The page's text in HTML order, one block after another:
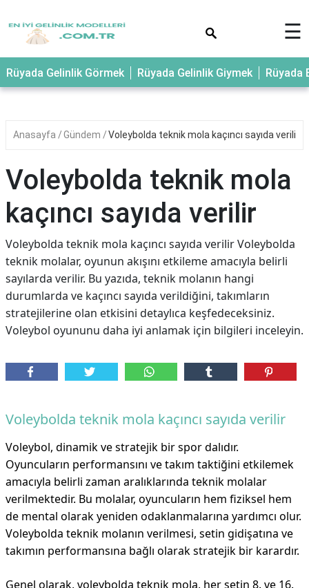
☰
Rüyada Gelinlik Görmek Rüyada Gelinlik Giymek Rüyada
Anasayfa Gündem Voleybolda teknik mola kaçıncı sayıda verilir
Voleybolda teknik mola
kaçıncı sayıda verilir
Voleybolda teknik mola kaçıncı sayıda verilir Voleybolda
teknik molalar, oyunun akışını etkileme amacıyla belirli
sayılarda verilir. Bu yazıda, teknik molanın hangi
durumlarda ve kaçıncı sayıda verildiğini, takımların
stratejilerine olan etkisini detaylıca keşfedeceksiniz.
Voleybol oyununu daha iyi anlamak için bilgileri inceleyin.
Voleybolda teknik mola kaçıncı sayıda verilir
Voleybol, dinamik ve stratejik bir spor dalıdır.
Oyuncuların performansını ve takım taktiğini etkilemek
amacıyla belirli zaman aralıklarında teknik molalar
verilmektedir. Bu molalar, oyuncuların hem fiziksel hem
de mental olarak yeniden odaklanmalarına yardımcı olur.
Voleybolda teknik molanın verilmesi, setin gidişatına ve
takımın performansına bağlı olarak stratejik bir karardır.
Genel olarak, voleybolda teknik mola, her setin 8. ve 16.